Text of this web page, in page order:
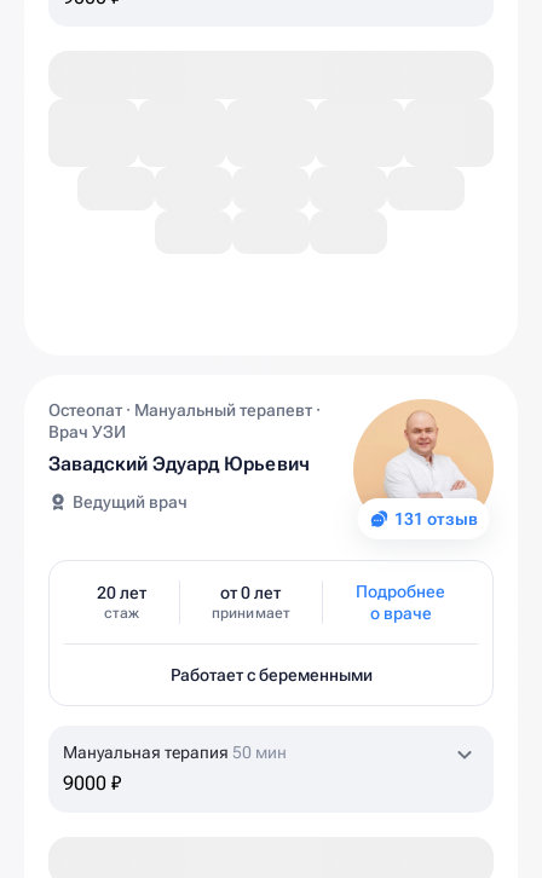
131 отзыв
Остеопат · Мануальный терапевт ·
Врач УЗИ
Завадский Эдуард Юрьевич
Ведущий врач
20 лет
стаж
от 0 лет
принимает
Подробнее
о враче
Работает с беременными
Мануальная терапия 50 мин
9000 ₽